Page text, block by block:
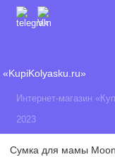
«KupiKolyasku.ru»
Интернет-магазин
2023